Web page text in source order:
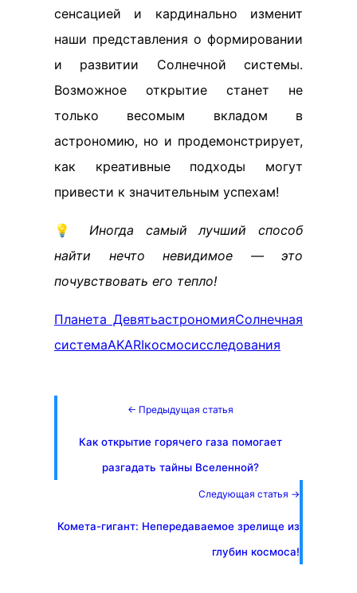
сенсацией и кардинально изменит
наши представления о формировании
и развитии Солнечной системы.
Возможное открытие станет не
только весомым вкладом в
астрономию, но и продемонстрирует,
как креативные подходы могут
привести к значительным успехам!
💡Иногда самый лучший способ
найти нечто невидимое — это
почувствовать его тепло!
Планета ДевятьастрономияСолнечная
системаAKARIкосмосисследования
← Предыдущая статья
Как открытие горячего газа помогает
разгадать тайны Вселенной?
Следующая статья →
Комета-гигант: Непередаваемое зрелище из
глубин космоса!